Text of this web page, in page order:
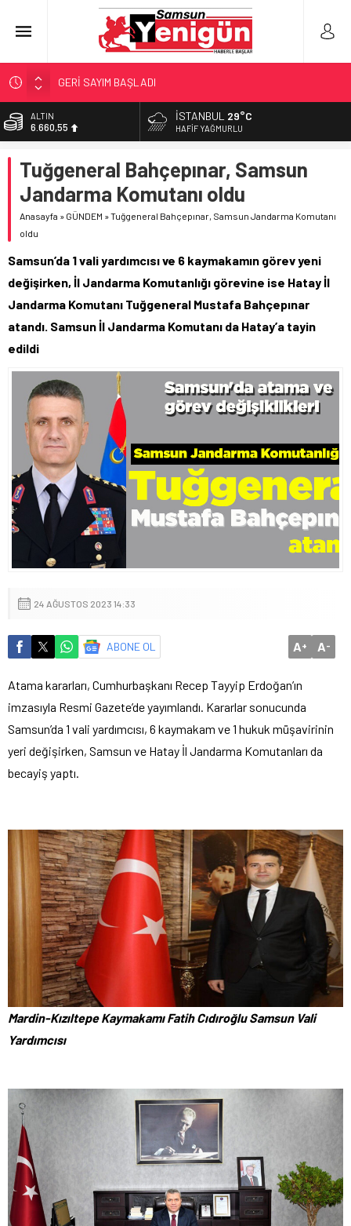
GERİ SAYIM BAŞLADI
SAMSUNSPOR’DA HEDEF 5’İNCİLİK!
‘BAFRA’YA YATIRIM YAPIN!’
YÖNETİCİ SEÇERKEN YAPILAN EN BÜYÜK HATALAR
ALTIN
6.660,55
13.779,39
DOLAR
47,7111
EURO
İSTANBUL 29°C
HAFIF YAĞMURLU
Tuğgeneral Bahçepınar, Samsun
Jandarma Komutanı oldu
Anasayfa » GÜNDEM »Tuğgeneral Bahçepınar, Samsun Jandarma Komutanı
oldu
Samsun’da 1 vali yardımcısı ve 6 kaymakamın görev yeni
değişirken, İl Jandarma Komutanlığı görevine ise Hatay İl
Jandarma Komutanı Tuğgeneral Mustafa Bahçepınar
atandı. Samsun İl Jandarma Komutanı da Hatay’a tayin
edildi
24 AĞUSTOS 2023 14:33
ABONE OL A+ A-
Atama kararları, Cumhurbaşkanı Recep Tayyip Erdoğan’ın
imzasıyla Resmi Gazete’de yayımlandı. Kararlar sonucunda
Samsun’da 1 vali yardımcısı, 6 kaymakam ve 1 hukuk müşavirinin
yeri değişirken, Samsun ve Hatay İl Jandarma Komutanları da
becayiş yaptı.
Mardin-Kızıltepe Kaymakamı Fatih Cıdıroğlu Samsun Vali
Yardımcısı